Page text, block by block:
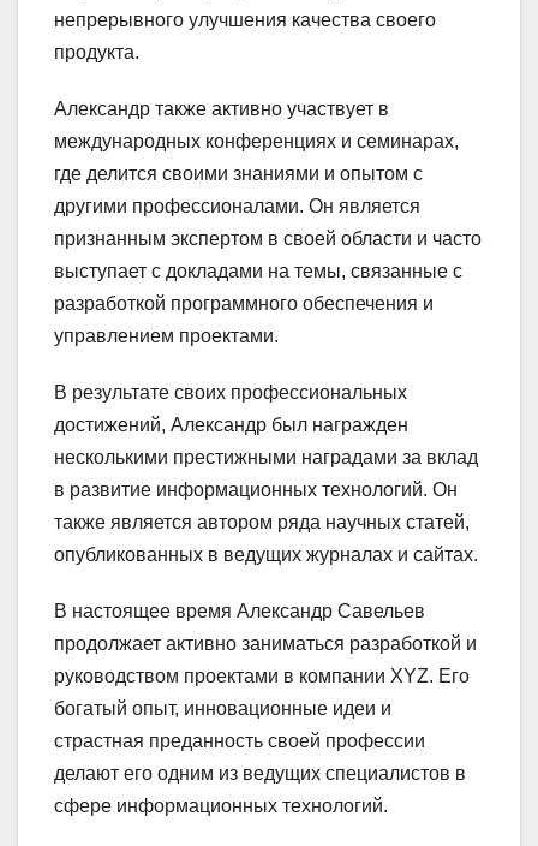
непрерывного улучшения качества своего
продукта.
Александр также активно участвует в
международных конференциях и семинарах,
где делится своими знаниями и опытом с
другими профессионалами. Он является
признанным экспертом в своей области и часто
выступает с докладами на темы, связанные с
разработкой программного обеспечения и
управлением проектами.
В результате своих профессиональных
достижений, Александр был награжден
несколькими престижными наградами за вклад
в развитие информационных технологий. Он
также является автором ряда научных статей,
опубликованных в ведущих журналах и сайтах.
В настоящее время Александр Савельев
продолжает активно заниматься разработкой и
руководством проектами в компании XYZ. Его
богатый опыт, инновационные идеи и
страстная преданность своей профессии
делают его одним из ведущих специалистов в
сфере информационных технологий.